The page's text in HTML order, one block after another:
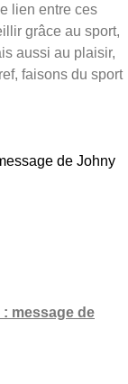
lien entre ces
grâce au sport,
aussi au plaisir,
faisons du sport
de Johny
message de